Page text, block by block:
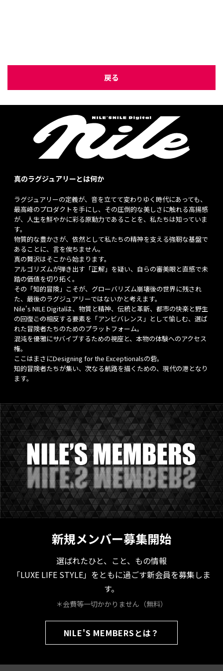
戻る
真のラグジュアリーとは何か
ラグジュアリーの定義が、音を立てて変わりゆく時代にあっても、
最高峰のプロダクトを手にし、その圧倒的な美しさに触れる高揚感
が、人生を鮮やかに彩る原動力であることを、私たちは知っていま
す。
物質的な豊かさが、依然として私たちの精神を支える強靭な基盤で
あることに、言を俟ちません。
真の贅沢はそこから始まります。
アルゴリズムが弾き出す「正解」を疑い、自らの審美眼と直感で未
踏の価値を切り拓く。
その「知的冒険」こそが、グローバリズム崩壊後の世界に残され
た、最後のラグジュアリーではないかと考えます。
Nile's NILE Digitalは、物質と精神、伝統と革新、都市の快楽と野生
の回復――この相反する要素を「アンビバレンス」として愉しむ、選ば
れた冒険者たちのためのプラットフォーム。
混沌を優雅にサバイブするための視座と、本物の体験へのアクセス
権。
ここはまさにDesigning for the Exceptionalsの砦。
知的冒険者たちが集い、次なる航路を描くための、現代の港となり
ます。
新規メンバー募集開始
選ばれたひと、こと、もの情報
「LUXE LIFE STYLE」をともに過ごす新会員を募集しま
す。
＊会費等一切かかりません（無料）
NILE'S MEMBERSとは？